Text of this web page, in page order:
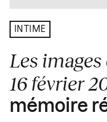
INTIME
Les
16 février
mémoire